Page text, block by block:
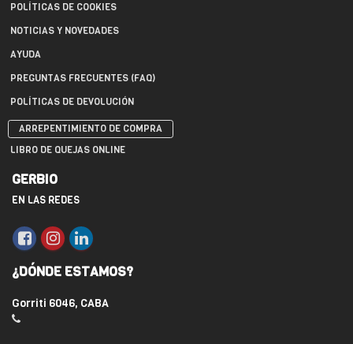
POLÍTICAS DE COOKIES
NOTICIAS Y NOVEDADES
AYUDA
PREGUNTAS FRECUENTES (FAQ)
POLÍTICAS DE DEVOLUCIÓN
ARREPENTIMIENTO DE COMPRA
LIBRO DE QUEJAS ONLINE
GERBIO
EN LAS REDES
¿DÓNDE ESTAMOS?
Gorriti 6046, CABA